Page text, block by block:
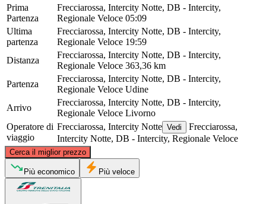
Prima
Partenza
Frecciarossa, Intercity Notte, DB - Intercity,
Regionale Veloce 05:09
Ultima
partenza
Frecciarossa, Intercity Notte, DB - Intercity,
Regionale Veloce 19:59
Distanza
Frecciarossa, Intercity Notte, DB - Intercity,
Regionale Veloce 363,36 km
Partenza
Frecciarossa, Intercity Notte, DB - Intercity,
Regionale Veloce Udine
Arrivo
Frecciarossa, Intercity Notte, DB - Intercity,
Regionale Veloce Livorno
Operatore di
viaggio
Frecciarossa, Intercity Notte Vedi
Frecciarossa,
Intercity Notte, DB - Intercity, Regionale Veloce
Cerca il miglior prezzo
©CARTO, © OpenStreetMapcontributors
Più economico Più veloce